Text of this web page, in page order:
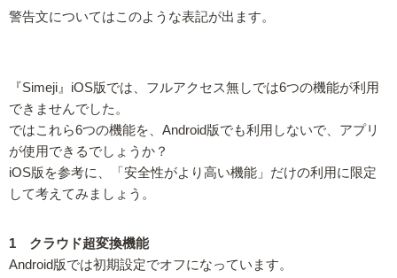
警告文についてはこのような表記が出ます。
『Simeji』iOS版では、フルアクセス無しでは6つの機能が利用
できませんでした。
ではこれら6つの機能を、Android版でも利用しないで、アプリ
が使用できるでしょうか？
iOS版を参考に、「安全性がより高い機能」だけの利用に限定
して考えてみましょう。
1 クラウド超変換機能
Android版では初期設定でオフになっています。